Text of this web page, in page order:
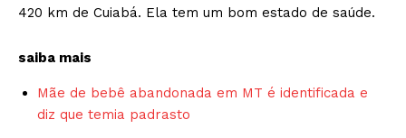
420 km de Cuiabá. Ela tem um bom estado de saúde.
saiba mais
Mãe de bebê abandonada em MT é identificada e
diz que temia padrasto